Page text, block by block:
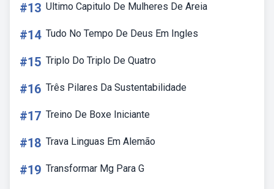
#13 Ultimo Capitulo De Mulheres De Areia
#14 Tudo No Tempo De Deus Em Ingles
#15 Triplo Do Triplo De Quatro
#16 Três Pilares Da Sustentabilidade
#17 Treino De Boxe Iniciante
#18 Trava Linguas Em Alemão
#19 Transformar Mg Para G